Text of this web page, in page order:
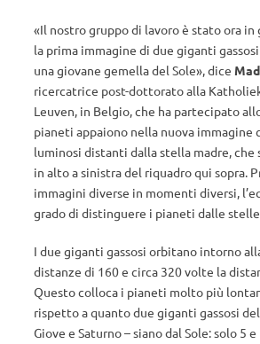
«Il nostro gruppo di lavoro è stato ora in
la prima immagine di due giganti
una giovane gemella del Sole», dice
ricercatrice post-dottorato alla
Leuven, in Belgio, che ha partecipato
pianeti appaiono nella nuova immagine
luminosi distanti dalla stella madre, che
in alto a sinistra del riquadro qui sopra.
immagini diverse in momenti diversi,
grado di distinguere i pianeti dalle
I due giganti gassosi orbitano intorno
distanze di 160 e circa 320 volte la
Questo colloca i pianeti molto più
rispetto a quanto due giganti gassosi
Giove e Saturno – siano dal Sole: solo 5